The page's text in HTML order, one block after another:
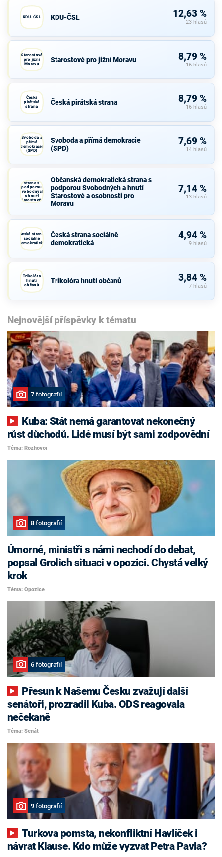
KDU-ČSL KDU-ČSL 12,63 %
23 hlasů
Starostové
pro jižní
Moravu
Starostové pro jižní Moravu 8,79 %
16 hlasů
Česká
pirátská
strana
Česká pirátská strana 8,79 %
16 hlasů
Svoboda a
přímá
demokracie
(SPD)
Svoboda a přímá demokracie
(SPD)
7,69 %
14 hlasů
strana s
podporou
Svobodných
a hnutí
Starostové a
osobnosti
Občanská demokratická strana s
podporou Svobodných a hnutí
Starostové a osobnosti pro
Moravu
7,14 %
13 hlasů
Česká strana
sociálně
demokratická
Česká strana sociálně
demokratická
4,94 %
9 hlasů
Trikolóra
hnutí
občanů
Trikolóra hnutí občanů 3,84 %
7 hlasů
Nejnovější příspěvky k tématu
7 fotografií
růst důchodů. Lidé musí být sami zodpovědní
Téma: Rozhovor
8 fotografií
Úmorné, ministři s námi nechodí do debat,
popsal Grolich situaci v opozici. Chystá velký
krok
Téma: Opozice
6 fotografií
senátoři, prozradil Kuba. ODS reagovala
nečekaně
Téma: Senát
9 fotografií
Turkova pomsta, nekonfliktní Havlíček i
návrat Klause. Kdo může vyzvat Petra Pavla?